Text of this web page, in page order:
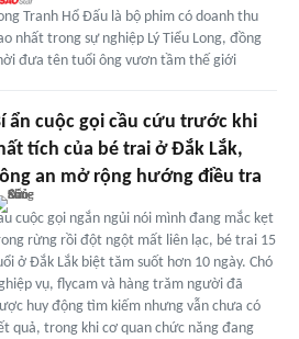
Tranh Hổ Đấu là bộ phim có doanh thu
nhất trong sự nghiệp Lý Tiểu Long, đồng
đưa tên tuổi ông vươn tầm thế giới
ẩn cuộc gọi cầu cứu trước khi
tích của bé trai ở Đắk Lắk,
an mở rộng hướng điều tra
cuộc gọi ngắn ngủi nói mình đang mắc kẹt
rừng rồi đột ngột mất liên lạc, bé trai 15
ở Đắk Lắk biệt tăm suốt hơn 10 ngày. Chó
vụ, flycam và hàng trăm người đã
huy động tìm kiếm nhưng vẫn chưa có
quả, trong khi cơ quan chức năng đang